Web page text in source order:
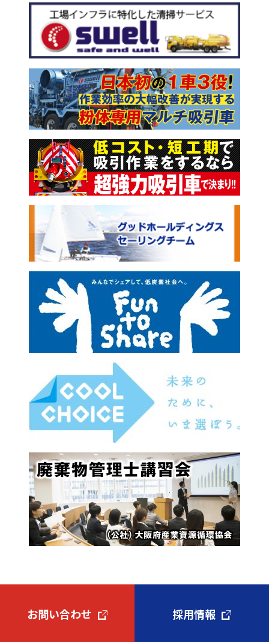
お問い合わせ 採用情報